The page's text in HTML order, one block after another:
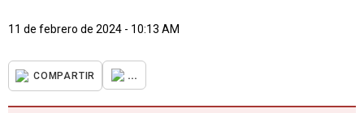
11 de febrero de 2024 - 10:13 AM
COMPARTIR ...